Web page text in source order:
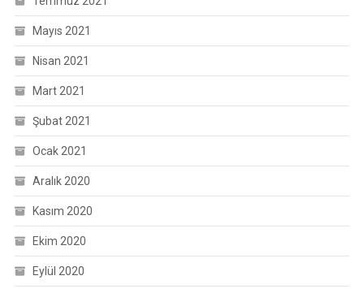
Mayıs 2021
Nisan 2021
Mart 2021
Şubat 2021
Ocak 2021
Aralık 2020
Kasım 2020
Ekim 2020
Eylül 2020